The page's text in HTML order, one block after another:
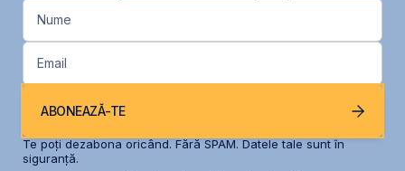
Nume
Email
ABONEAZĂ-TE
Te poți dezabona oricând. Fără SPAM. Datele tale sunt în
siguranță.